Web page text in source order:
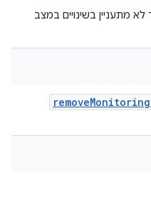
מתעניין בשינויים במצב
removeMonitoring